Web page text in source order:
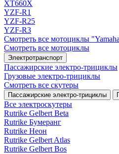
XT660X
YZF-R1
YZF-R25
YZF-R3
Смотреть все мотоциклы
Смотреть все мотоциклы
Электротранспорт
Пассажирские электро‑трициклы
Грузовые электро‑трициклы
Смотреть все скутеры
Пассажирские электро‑трициклы
Все электро­скутеры
Rutrike Gelbert Beta
Rutrike Бумеранг
Rutrike Неон
Rutrike Gelbert Atlas
Rutrike Gelbert Bos